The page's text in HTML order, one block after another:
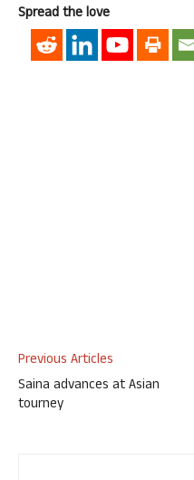
Spread the love
Previous Articles
Saina advances at Asian
tourney